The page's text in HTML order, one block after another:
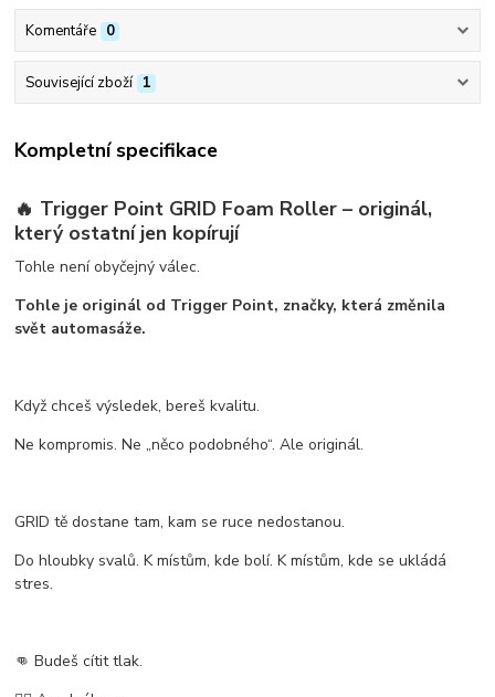
Komentáře 0
Související zboží 1
Kompletní specifikace
🔥 Trigger Point GRID Foam Roller – originál,
který ostatní jen kopírují
Tohle není obyčejný válec.
Tohle je originál od Trigger Point, značky, která změnila
svět automasáže.
Když chceš výsledek, bereškvalitu.
Ne kompromis. Ne „něco podobného“. Aleoriginál.
GRID tě dostane tam, kam se ruce nedostanou.
Do hloubky svalů. K místům, kde bolí. K místům, kde se ukládá
stres.
👊 Budeš cítit tlak.